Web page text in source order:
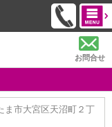
お問合せ
ま市大宮区天沼町２丁